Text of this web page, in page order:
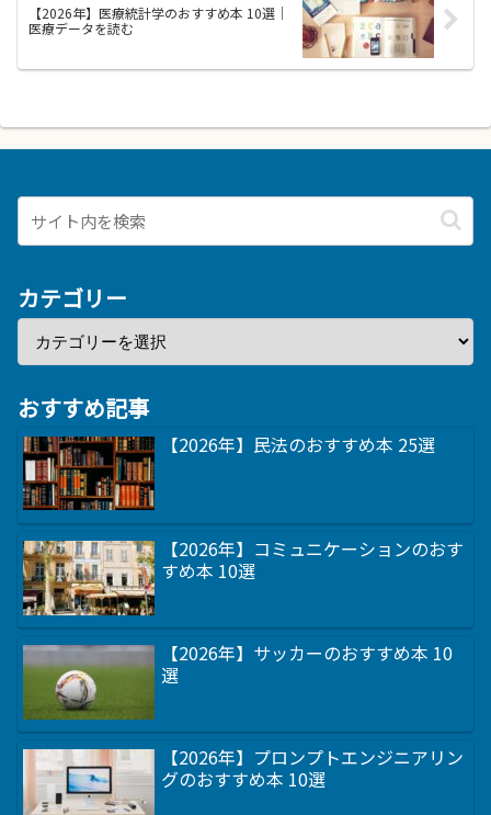
【2026年】医療統計学のおすすめ本 10選｜
医療データを読む
カテゴリー
おすすめ記事
【2026年】民法のおすすめ本 25選
【2026年】コミュニケーションのおす
すめ本 10選
【2026年】サッカーのおすすめ本 10
選
【2026年】プロンプトエンジニアリン
グのおすすめ本 10選